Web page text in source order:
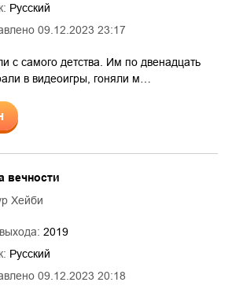
09.12.2023 23:17
Русский
с самого детства. Им по двенадцать
в видеоигры, гоняли м…
09.12.2023 20:18
вечности
Хейби
2019
Русский